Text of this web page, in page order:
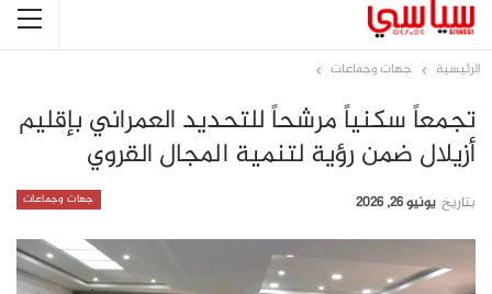
الرئيسية جهات وجماعات
تجمعاً سكنياً مرشحاً للتحديد العمراني بإقليم
أزيلال ضمن رؤية لتنمية المجال القروي
جهات وجماعات بتاريخ يونيو 26, 2026